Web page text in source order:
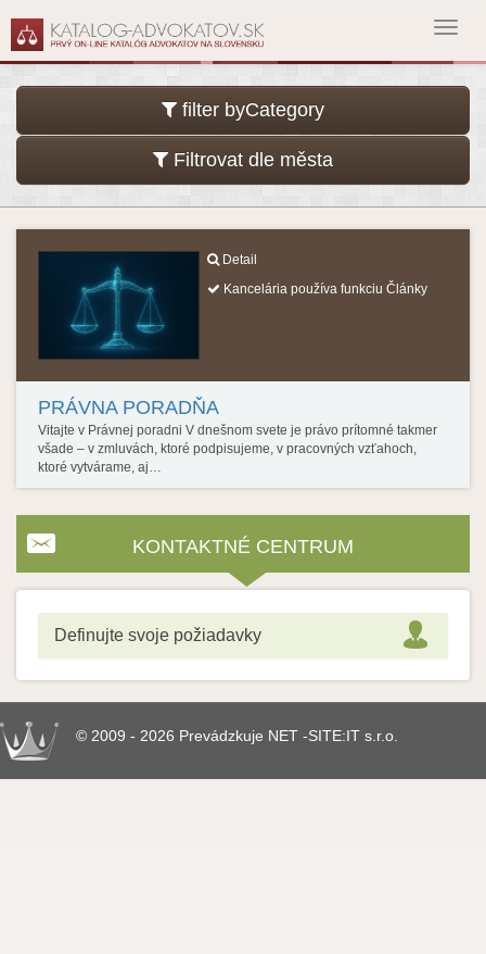
filter byCategory
Filtrovat dle města
Detail
Kancelária používa funkciu Články
PRÁVNA PORADŇA
Vitajte v Právnej poradni V dnešnom svete je právo prítomné takmer
všade – v zmluvách, ktoré podpisujeme, v pracovných vzťahoch,
ktoré vytvárame, aj…
KONTAKTNÉ CENTRUM
Definujte svoje požiadavky
© 2009 - 2026 Prevádzkuje NET -SITE:IT s.r.o.